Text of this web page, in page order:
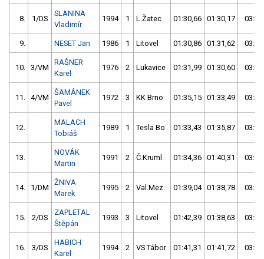
8. 1/DS
SLANINA
Vladimír
1994 1 L.Žatec 01:30,66 01:30,17
9. NESET Jan 1986 1 Litovel 01:30,86 01:31,62
10. 3/VM
RAŠNER
Karel
1976 2 Lukavice 01:31,99 01:30,60
11. 4/VM
ŠAMÁNEK
Pavel
1972 3 KK Brno 01:35,15 01:33,49
12.
MALACH
Tobiáš
1989 1 Tesla Bo 01:33,43 01:35,87
13.
NOVÁK
Martin
1991 2 Č.Kruml. 01:34,36 01:40,31
14. 1/DM
ŽNIVA
Marek
1995 2 Val.Mez. 01:39,04 01:38,78
15. 2/DS
ZAPLETAL
Štěpán
1993 3 Litovel 01:42,39 01:38,63
16. 3/DS
HABICH
Karel
1994 2 VS Tábor 01:41,31 01:41,72